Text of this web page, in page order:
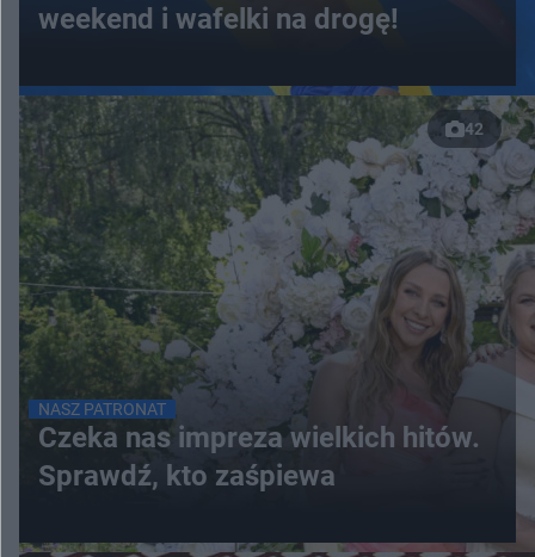
weekend i wafelki na drogę!
42
NASZ PATRONAT
Czeka nas impreza wielkich hitów.
Sprawdź, kto zaśpiewa